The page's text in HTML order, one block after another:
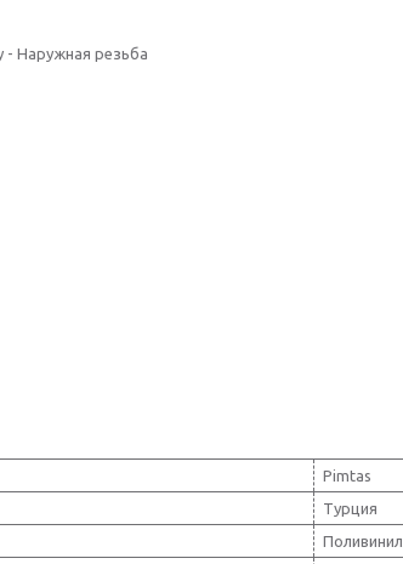
- Наружная резьба
Pimtas
Турция